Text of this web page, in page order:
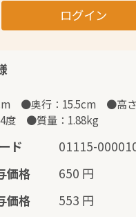
ログイン
　●奥行：15.5cm　●高
度　●質量：1.88kg
ド
01115-
価格
650 円
価格
553 円